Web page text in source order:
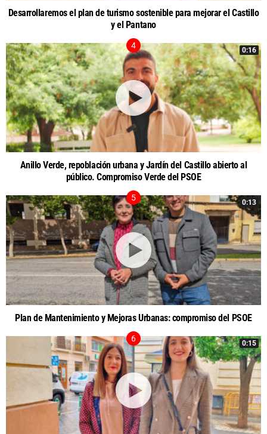
Desarrollaremos el plan de turismo sostenible para mejorar el Castillo
y el Pantano
0:16
Anillo Verde, repoblación urbana y Jardín del Castillo abierto al
público. Compromiso Verde del PSOE
0:13
Plan de Mantenimiento y Mejoras Urbanas: compromiso del PSOE
0:15